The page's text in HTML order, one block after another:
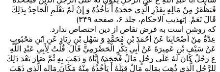
فَيَظْفَرُ مِنْ مَالِهِ بِقَدْرِ الَّذِي جَحَدَهُ أَ يَأْخُذُهُ وَ إِنْ لَمْ يَعْلَمِ الْجَاحِدُ بِذَلِكَ
قَالَ نَعَمْ. (تهذیب الاحکام، جلد ۶، صفحه ۳۴۹)
که روشن است به فرض تقاص از دین اختصاص ندارد.
عِدَّةٌ مِنْ أَصْحَابِنَا عَنْ أَحْمَدَ بْنِ مُحَمَّدٍ وَ سَهْلِ بْنِ زِيَادٍ عَنِ ابْنِ مَحْبُوبٍ
عَنْ سَيْفِ بْنِ عَمِيرَةَ عَنْ أَبِي بَكْرٍ الْحَضْرَمِيِّ قَالَ: قُلْتُ لِأَبِي عَبْدِ اللَّهِ
ع رَجُلٌ كَانَ لَهُ عَلَى رَجُلٍ مَالٌ فَجَحَدَهُ إِيَّاهُ وَ ذَهَبَ بِهِ ثُمَّ صَارَ بَعْدَ ذَلِكَ
لِلرَّجُلِ الَّذِي ذُهِبَ بِمَالِهِ مَالٌ قِبَلَهُ أَ يَأْخُذُهُ مِنْهُ مَكَانَ مَالِهِ الَّذِي ذَهَبَ